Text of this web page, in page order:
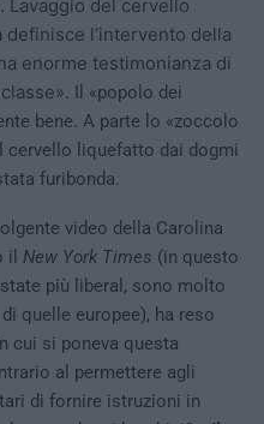
. Lavaggio del cervello
l’intervento della
enorme testimonianza di
Il «popolo dei
bene. A parte lo «zoccolo
cervello liquefatto dai dogmi
furibonda.
video della Carolina
il New York Times (in questo
più liberal, sono molto
quelle europee), ha reso
cui si poneva questa
al permettere agli
di fornire istruzioni in